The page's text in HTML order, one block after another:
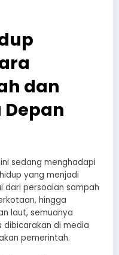
dan
sedang menghadapi
yang menjadi
dari persoalan sampah
hingga
laut, semuanya
di media
pemerintah.